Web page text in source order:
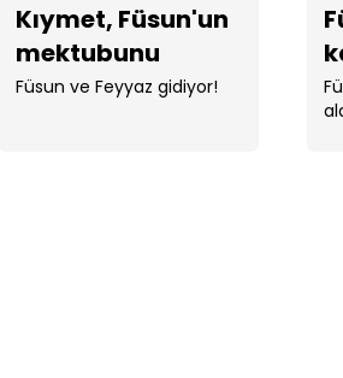
Kıymet, Füsun'un
mektubunu
okuyor!
Füsun ve Feyyaz gidiyor!